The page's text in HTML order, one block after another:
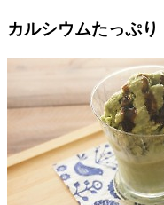
カルシウムたっぷ